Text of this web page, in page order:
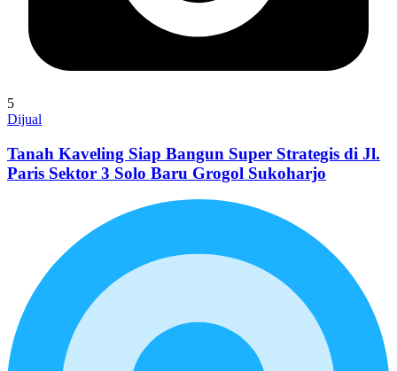
5
Dijual
Tanah Kaveling Siap Bangun Super Strategis di Jl.
Paris Sektor 3 Solo Baru Grogol Sukoharjo